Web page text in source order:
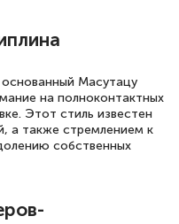
пройтиМасутацу
на полноконтактных
Этот стиль известен
а также стремлением к
собственных